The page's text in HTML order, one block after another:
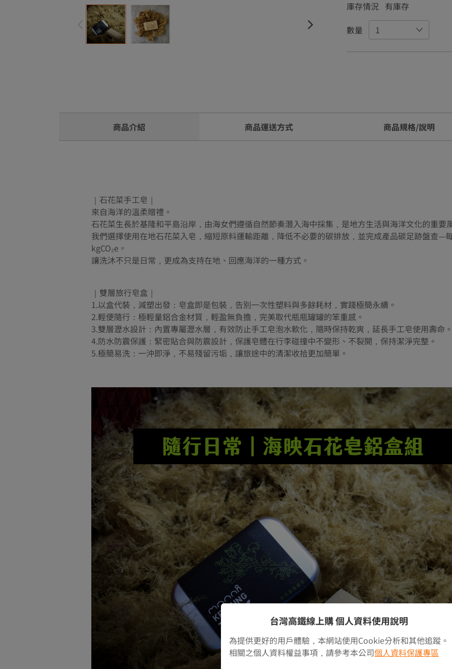
庫存情況 有庫存
數量
商品介紹 商品運送方式 商品規格/說明
｜石花菜手工皂｜
來自海洋的溫柔贈禮。
石花菜生長於基隆和平島沿岸，由海女們遵循自然節奏潛入海中採集，是地方生活與海洋文化的重要
我們選擇使用在地石花菜入皂，縮短原料運輸距離，降低不必要的碳排放，並完成產品碳足跡盤查—
kgCO₂e。
讓洗沐不只是日常，更成為支持在地、回應海洋的一種方式。
｜雙層旅行皂盒｜
1.以盒代裝，減塑出發：皂盒即是包裝，告別一次性塑料與多餘耗材，實踐極簡永續。
2.輕便隨行：極輕量鋁合金材質，輕盈無負擔，完美取代瓶瓶罐罐的笨重感。
3.雙層瀝水設計：內置專屬瀝水層，有效防止手工皂泡水軟化，隨時保持乾爽，延長手工皂使用壽命
4.防水防震保護：緊密貼合與防震設計，保護皂體在行李碰撞中不變形、不裂開，保持潔淨完整。
5.極簡易洗：一沖即淨，不易殘留污垢，讓旅途中的清潔收拾更加簡單。
台灣高鐵線上購 個人資料使用說明
為提供更好的用戶體驗，本網站使用Cookie分析和其他追蹤。
相關之個人資料權益事項，請參考本公司個人資料保護專區